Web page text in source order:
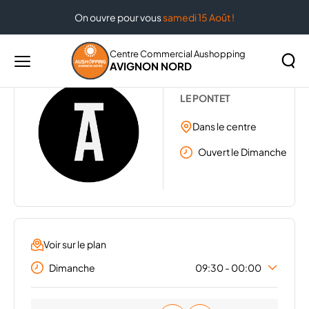
On ouvre pour voussamedi 15 Août !
Menu
principal
Centre Commercial Aushopping
AVIGNON NORD
Rechercher
ARCHIPEL
LE PONTET
Dans le centre
Ouvert le Dimanche
Voir sur le plan
Dimanche
09:30 - 00:00
09:30 - 00:00